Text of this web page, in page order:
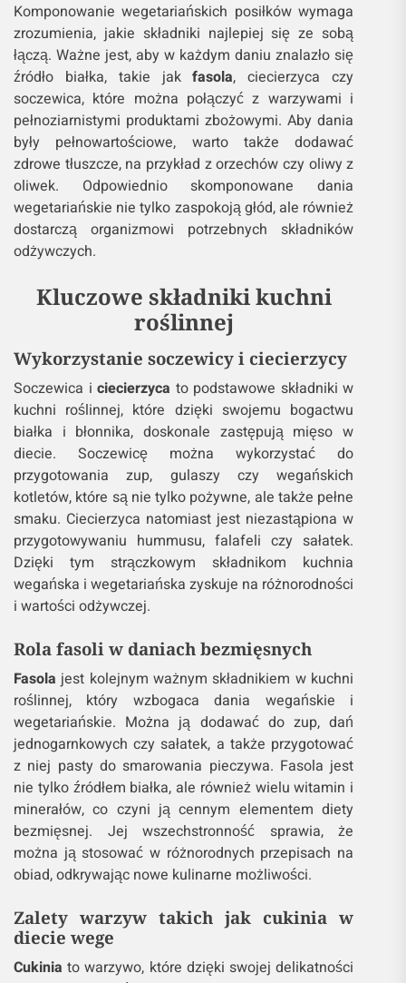
Komponowanie wegetariańskich posiłków wymaga
zrozumienia, jakie składniki najlepiej się ze sobą
łączą. Ważne jest, aby w każdym daniu znalazło się
źródło białka, takie jakfasola, ciecierzyca czy
soczewica, które można połączyć z warzywami i
pełnoziarnistymi produktami zbożowymi. Aby dania
były pełnowartościowe, warto także dodawać
zdrowe tłuszcze, na przykład z orzechów czy oliwy z
oliwek. Odpowiednio skomponowane dania
wegetariańskie nie tylko zaspokoją głód, ale również
dostarczą organizmowi potrzebnych składników
odżywczych.
Kluczowe składniki kuchni
roślinnej
Wykorzystanie soczewicy i ciecierzycy
Soczewica iciecierzyca to podstawowe składniki w
kuchni roślinnej, które dzięki swojemu bogactwu
białka i błonnika, doskonale zastępują mięso w
diecie. Soczewicę można wykorzystać do
przygotowania zup, gulaszy czy wegańskich
kotletów, które są nie tylko pożywne, ale także pełne
smaku. Ciecierzyca natomiast jest niezastąpiona w
przygotowywaniu hummusu, falafeli czy sałatek.
Dzięki tym strączkowym składnikom kuchnia
wegańska i wegetariańska zyskuje na różnorodności
i wartości odżywczej.
Rola fasoli w daniach bezmięsnych
Fasola jest kolejnym ważnym składnikiem w kuchni
roślinnej, który wzbogaca dania wegańskie i
wegetariańskie. Można ją dodawać do zup, dań
jednogarnkowych czy sałatek, a także przygotować
z niej pasty do smarowania pieczywa. Fasola jest
nie tylko źródłem białka, ale również wielu witamin i
minerałów, co czyni ją cennym elementem diety
bezmięsnej. Jej wszechstronność sprawia, że
można ją stosować w różnorodnych przepisach na
obiad, odkrywając nowe kulinarne możliwości.
Zalety warzyw takich jak cukinia w
diecie wege
Cukinia to warzywo, które dzięki swojej delikatności